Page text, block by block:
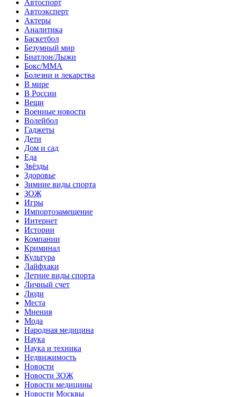
Автоспорт
Автоэксперт
Актеры
Аналитика
Баскетбол
Безумный мир
Биатлон/Лыжи
Бокс/MMA
Болезни и лекарства
В мире
В России
Вещи
Военные новости
Волейбол
Гаджеты
Дети
Дом и сад
Еда
Звёзды
Здоровье
Зимние виды спорта
ЗОЖ
Игры
Импортозамещение
Интернет
Истории
Компании
Криминал
Культура
Лайфхаки
Летние виды спорта
Личный счет
Люди
Места
Мнения
Мода
Народная медицина
Наука
Наука и техника
Недвижимость
Новости
Новости ЗОЖ
Новости медицины
Новости Москвы